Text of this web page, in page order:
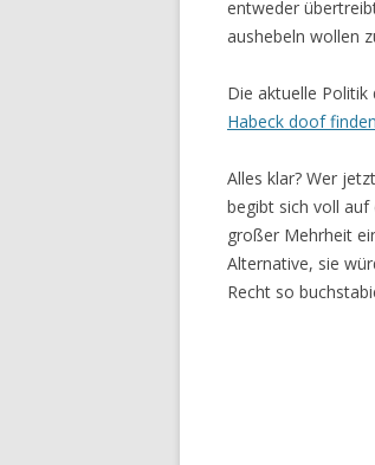
entweder
aushebeln wollen
Die aktuelle
Habeck doof
Alles klar? Wer
begibt sich voll
großer Mehrheit
Alternative, sie
Recht so